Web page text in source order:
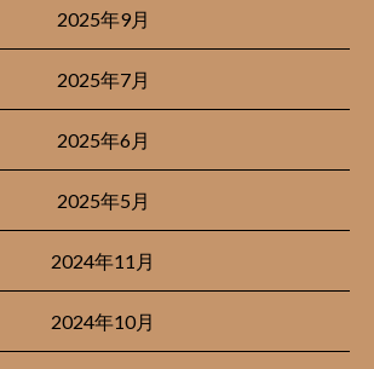
2025年9月
2025年7月
2025年6月
2025年5月
2024年11月
2024年10月